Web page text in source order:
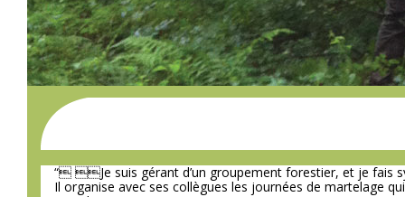
“ Je suis gérant d’un groupement forestier, et je fais
Il organise avec ses collègues les journées de martelage